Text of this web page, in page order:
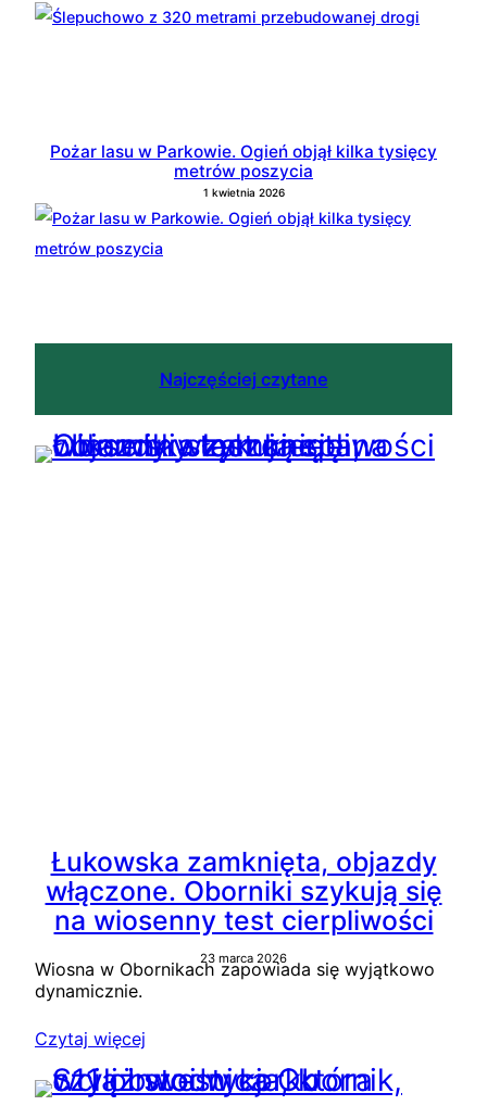
Pożar lasu w Parkowie. Ogień objął kilka tysięcy
metrów poszycia
1 kwietnia 2026
Najczęściej czytane
Łukowska zamknięta, objazdy
włączone. Oborniki szykują się
na wiosenny test cierpliwości
23 marca 2026
Wiosna w Obornikach zapowiada się wyjątkowo
dynamicznie.
Czytaj więcej